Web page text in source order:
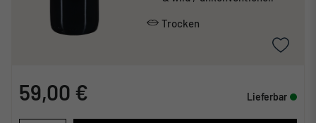
Trocken
59,00 € Lieferbar